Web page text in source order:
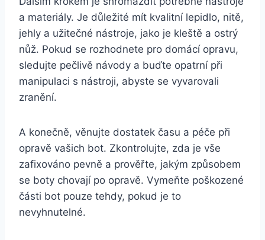
a materiály. Je důležité‍ mít kvalitní lepidlo, nitě,
jehly a užitečné nástroje, jako je kleště a ostrý
nůž. Pokud se rozhodnete pro domácí opravu,
sledujte pečlivě návody a buďte opatrní při
manipulaci s nástroji, abyste se‍ vyvarovali
zranění.
A konečně, věnujte dostatek času a péče při
opravě vašich ⁣bot.‌ Zkontrolujte, zda je vše
zafixováno pevně a prověřte, ⁣jakým způsobem
se boty chovají po opravě. Vymeňte poškozené
části bot pouze tehdy, pokud je to
nevyhnutelné.